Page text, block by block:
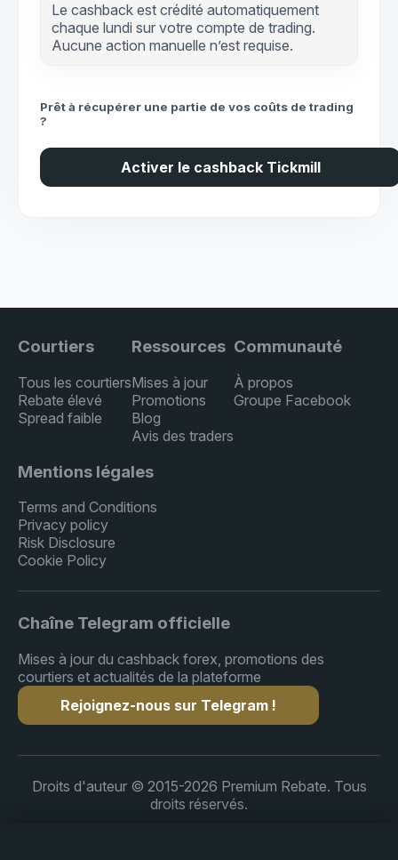
Le cashback est crédité automatiquement
chaque lundi sur votre compte de trading.
Aucune action manuelle n’est requise.
Prêt à récupérer une partie de vos coûts de trading
?
Activer le cashback Tickmill
Courtiers
Tous les courtiers
Rebate élevé
Spread faible
Ressources
Mises à jour
Promotions
Blog
Avis des traders
Communauté
À propos
Groupe Facebook
Mentions légales
Terms and Conditions
Privacy policy
Risk Disclosure
Cookie Policy
Chaîne Telegram officielle
Mises à jour du cashback forex, promotions des
courtiers et actualités de la plateforme
Rejoignez-nous sur Telegram !
Droits d'auteur © 2015-2026 Premium Rebate. Tous
droits réservés.